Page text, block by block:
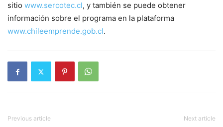
sitio www.sercotec.cl, y también se puede obtener
información sobre el programa en la plataforma
www.chileemprende.gob.cl.
Previous article Next article